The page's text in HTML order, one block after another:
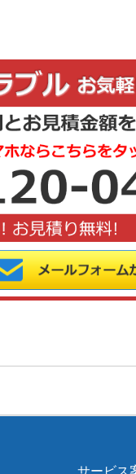
サービス